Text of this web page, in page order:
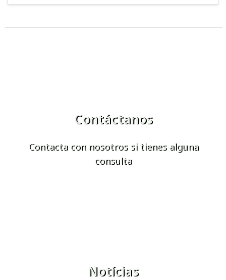
Contáctanos
Contacta con nosotros si tienes alguna
consulta
Notícias